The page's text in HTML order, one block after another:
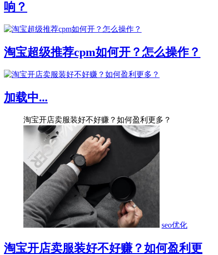
响？
淘宝超级推荐cpm如何开？怎么操作？
加载中...
淘宝开店卖服装好不好赚？如何盈利更多？
seo优化
淘宝开店卖服装好不好赚？如何盈利更